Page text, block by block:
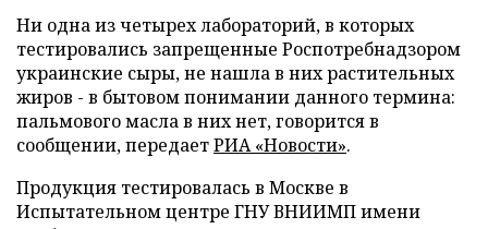
Ни одна из четырех лабораторий, в которых
тестировались запрещенные Роспотребнадзором
украинские сыры, не нашла в них растительных
жиров - в бытовом понимании данного термина:
пальмового масла в них нет, говорится в
сообщении, передаетРИА «Новости».
Продукция тестировалась в Москве в
Испытательном центре ГНУ ВНИИМП имени